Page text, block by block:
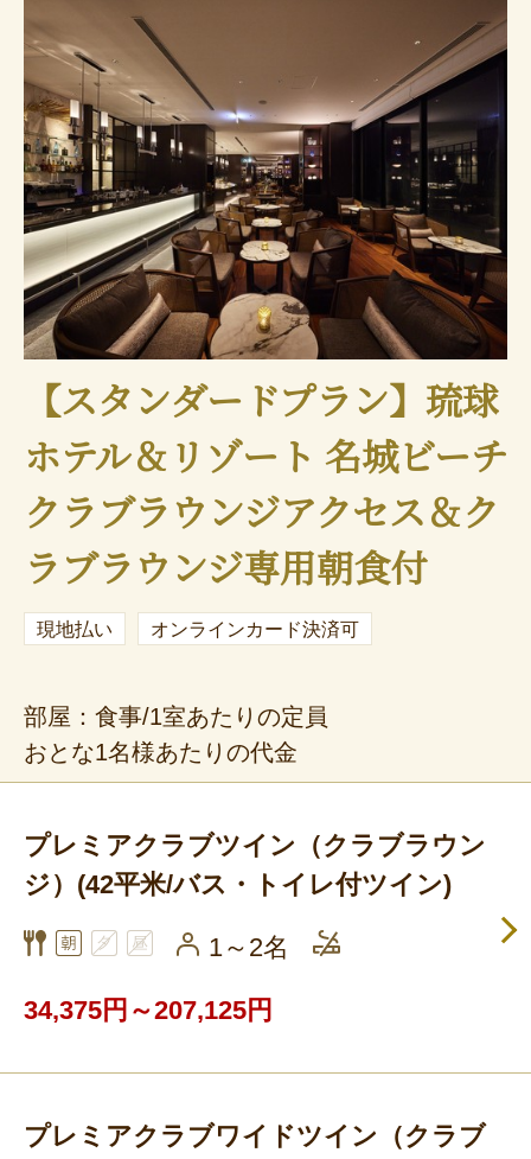
【スタンダードプラン】琉球
ホテル＆リゾート 名城ビーチ
クラブラウンジアクセス＆ク
ラブラウンジ専用朝食付
現地払い オンラインカード決済可
部屋：食事/1室あたりの定員
おとな1名様あたりの代金
プレミアクラブツイン（クラブラウン
ジ）(42平米/バス・トイレ付ツイン)
1～2名
34,375円～207,125円
プレミアクラブワイドツイン（クラブ